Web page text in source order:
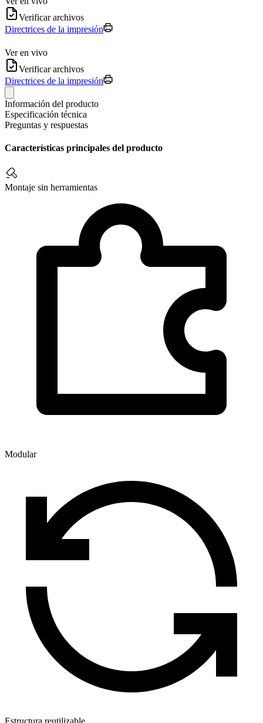
Verificar archivos
Directrices de la impresión
Ver en vivo
Verificar archivos
Directrices de la impresión
Información del producto
Especificación técnica
Preguntas y respuestas
Características principales del producto
Montaje sin herramientas
Modular